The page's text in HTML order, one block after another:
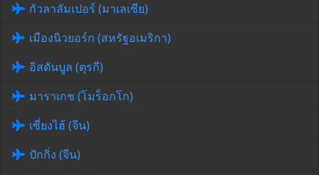
กัวลาลัมเปอร์ (มาเลเซีย)
เมืองนิวยอร์ก (สหรัฐอเมริกา)
อิสตันบูล (ตุรกี)
มาราเกช (โมร็อกโก)
เซี่ยงไฮ้ (จีน)
ปักกิ่ง (จีน)